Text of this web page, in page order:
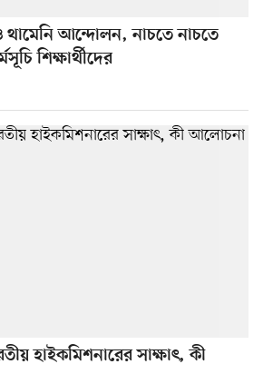
আন্দোলন, নাচতে নাচতে
শিক্ষার্থীদের
হাইকমিশনারের সাক্ষাৎ, কী